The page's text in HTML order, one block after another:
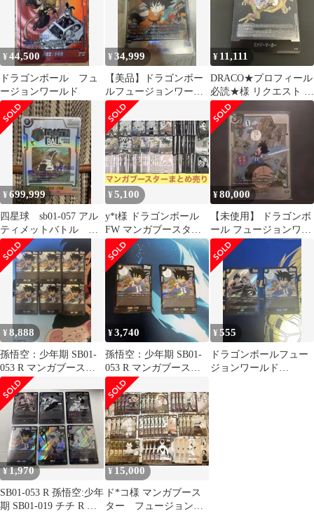
¥44,500
ドラゴンボール フュ
ージョンワールド
¥34,999
【美品】ドラゴンボー
ルフュージョンワール
ド 孫悟空 SB01-018 パ
ラレル
¥ 11,111
DRACO★プロフィール
必読★様 リクエスト 3
点 まとめ商品
¥699,999
四星球 sb01-057 アル
ティメットバトル 優
勝 ブルマ/孫悟空少年
期
¥5,100
y*t様 ドラゴンボール
FW マンガブースター
01.02 SR R C UC ま
¥80,000
【未使用】 ドラゴンボ
ール フュージョンワー
ルド 孫悟空:少年期
パラレル
¥8,888
孫悟空：少年期 SB01-
053 R マンガブースタ
ー フュージョンワール
ド6枚
¥3,740
孫悟空：少年期 SB01-
053 R マンガブースタ
ー フュージョンワール
ド
¥555
ドラゴンボールフュー
ジョンワールド
¥ 1,970
SB01-053 R 孫悟空:少年
期 SB01-019 チチ R 他6
¥ 15,000
ド*コ様 マンガブース
ター フュージョンワ